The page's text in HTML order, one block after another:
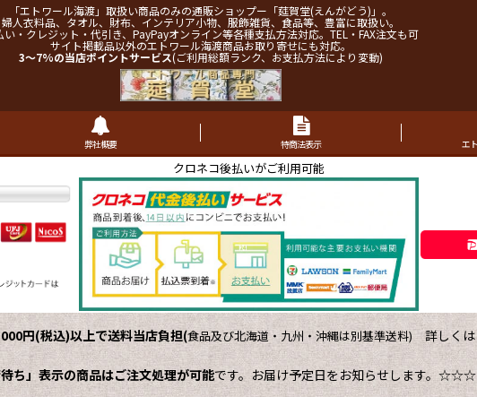
「エトワール海渡」取扱い商品のみの通販ショップー「莚賀堂(えんがどう)」。
婦人衣料品、タオル、財布、インテリア小物、服飾雑貨、食品等、豊富に取扱い。
い・クレジット・代引き、PayPayオンライン等各種支払方法対応。TEL・FAX注文も可
サイト掲載品以外のエトワール海渡商品お取り寄せにも対応。
3～7%の当店ポイントサービス(ご利用総額ランク、お支払方法により変動)
弊社概要 特商法表示 エ
クロネコ後払いがご利用可能
円(税込)以上で送料当店負担(食品及び北海道・九州・沖縄は別基準送料)詳しくは
ち」表示の商品はご注文処理が可能です。お届け予定日をお知らせします。☆☆☆